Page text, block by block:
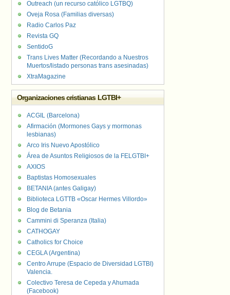
Outreach (un recurso católico LGTBQ)
Oveja Rosa (Familias diversas)
Radio Carlos Paz
Revista GQ
SentidoG
Trans Lives Matter (Recordando a Nuestros
Muertos/listado personas trans asesinadas)
XtraMagazine
Organizaciones cristianas LGTBI+
ACGIL (Barcelona)
Afirmación (Mormones Gays y mormonas
lesbianas)
Arco Iris Nuevo Apostólico
Área de Asuntos Religiosos de la FELGTBI+
AXIOS
Baptistas Homosexuales
BETANIA (antes Galigay)
Biblioteca LGTTB «Oscar Hermes Villordo»
Blog de Betania
Cammini di Speranza (Italia)
CATHOGAY
Catholics for Choice
CEGLA (Argentina)
Centro Arrupe (Espacio de Diversidad LGTBI)
Valencia.
Colectivo Teresa de Cepeda y Ahumada
(Facebook)